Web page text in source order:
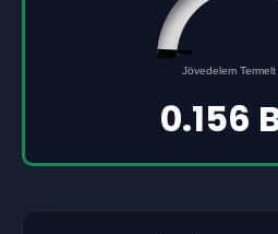
Jövedelem Termelt
0.156